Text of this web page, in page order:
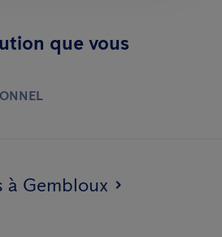
que vous
à Gembloux